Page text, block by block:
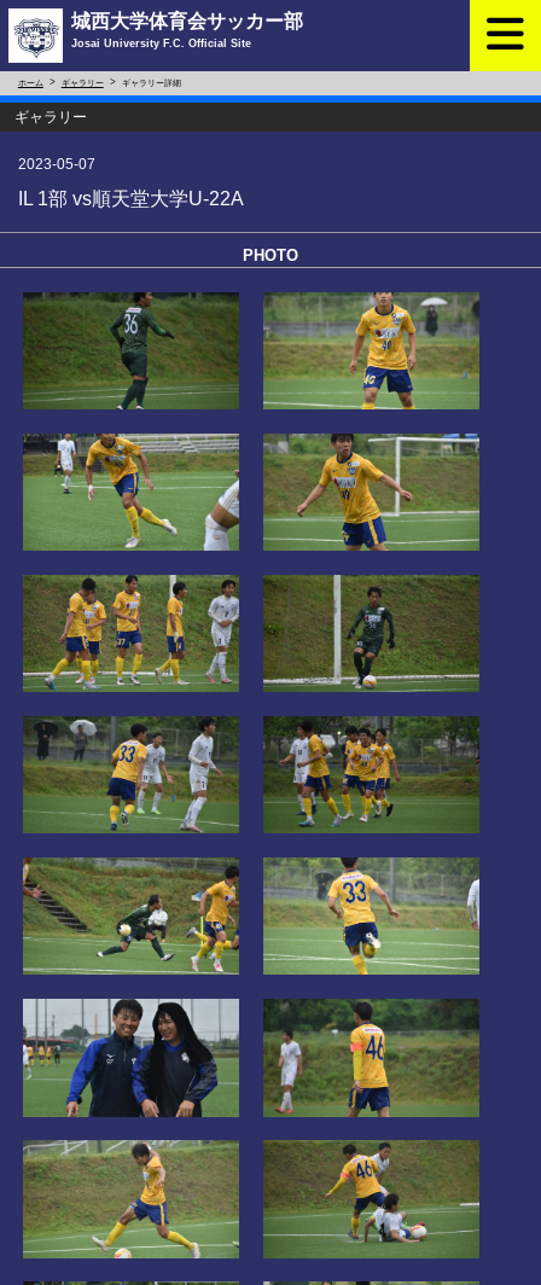
城西大学体育会サッカー部
Josai University F.C. Official Site
ホーム ギャラリー ギャラリー詳細
ギャラリー
2023-05-07
IL 1部 vs順天堂大学U-22A
PHOTO